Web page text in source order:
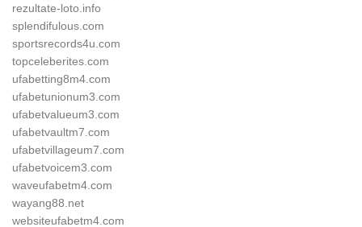
rezultate-loto.info
splendifulous.com
sportsrecords4u.com
topceleberites.com
ufabetting8m4.com
ufabetunionum3.com
ufabetvalueum3.com
ufabetvaultm7.com
ufabetvillageum7.com
ufabetvoicem3.com
waveufabetm4.com
wayang88.net
websiteufabetm4.com